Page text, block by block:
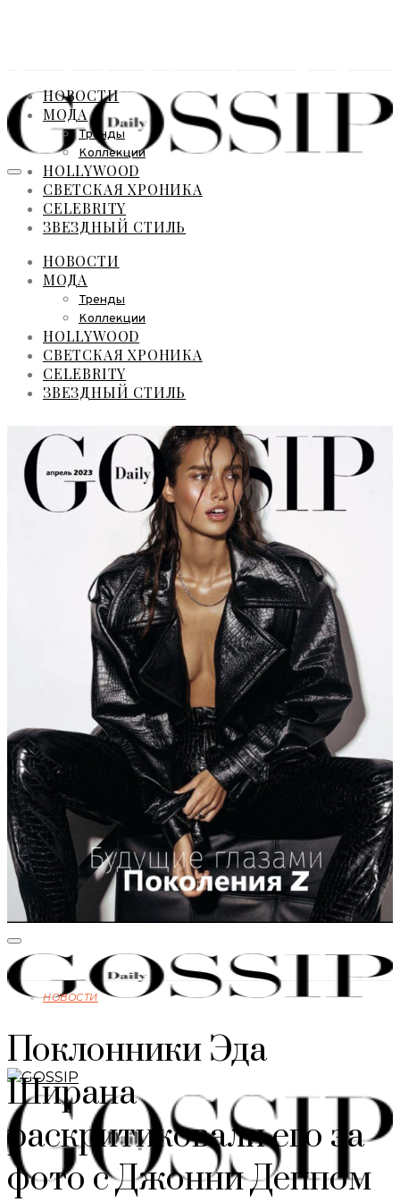
НОВОСТИ
МОДА
Тренды
Коллекции
HOLLYWOOD
СВЕТСКАЯ ХРОНИКА
CELEBRITY
ЗВЕЗДНЫЙ СТИЛЬ
НОВОСТИ
МОДА
Тренды
Коллекции
HOLLYWOOD
СВЕТСКАЯ ХРОНИКА
CELEBRITY
ЗВЕЗДНЫЙ СТИЛЬ
НОВОСТИ
Поклонники Эда
Ширана
раскритиковали его за
фото с Джонни Деппом